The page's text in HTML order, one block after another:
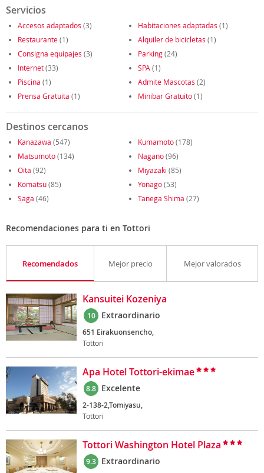
Servicios
Accesos adaptados (3) Habitaciones adaptadas (1)
Restaurante(1) Alquiler de bicicletas (1)
Consigna equipajes (3) Parking(24)
Internet(33) SPA (1)
Piscina (1) Admite Mascotas (2)
Prensa Gratuita (1) Minibar Gratuito(1)
Destinos cercanos
Kanazawa (547) Kumamoto(178)
Matsumoto(134) Nagano(96)
Oita (92) Miyazaki (85)
Komatsu(85) Yonago(53)
Saga (46) Tanega Shima (27)
Recomendaciones para ti en Tottori
Recomendados Mejor precio Mejor valorados
Kansuitei Kozeniya
10 Extraordinario
651 Eirakuonsencho,
Tottori
Apa Hotel Tottori-ekimae
8.8 Excelente
2-138-2,Tomiyasu,
Tottori
Tottori Washington Hotel Plaza
9.3 Extraordinario